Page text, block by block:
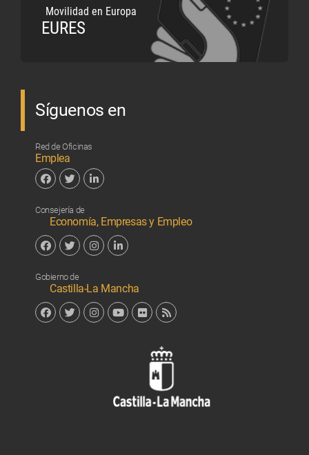
Movilidad en Europa
EURES
Síguenos en
Red de Oficinas
Emplea
Consejería de
Economía, Empresas y Empleo
Gobierno de
Castilla-La Mancha